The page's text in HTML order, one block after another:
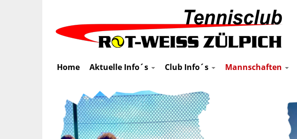
Home Aktuelle Info´s Club Info´s Mannschaften